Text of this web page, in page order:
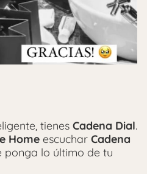
tienes Cadena Dial.
Home escuchar Cadena
ponga lo último de tu